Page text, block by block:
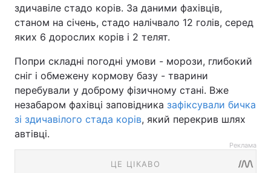
здичавіле стадо корів. За даними фахівців,
станом на січень, стадо налічвало 12 голів, серед
яких 6 дорослих корів і 2 телят.
Попри складні погодні умови - морози, глибокий
сніг і обмежену кормову базу - тварини
перебували у доброму фізичному стані. Вже
незабаром фахівці заповідника зафіксували бичка
зі здичавілого стада корів, який перекрив шлях
автівці.
Реклама